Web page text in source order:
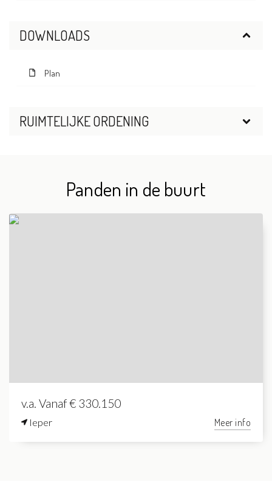
DOWNLOADS
Plan
RUIMTELIJKE ORDENING
Panden in de buurt
v.a. Vanaf € 330.150
Ieper Meer info